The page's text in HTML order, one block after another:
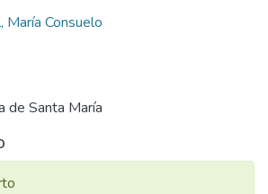
María Consuelo
de Santa María